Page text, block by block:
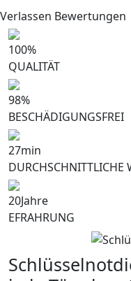
Verlassen Bewertungen
100%
QUALITÄT
98%
BESCHÄDIGUNGSFREI
27min
DURCHSCHNITTLICHE
20Jahre
EFRAHRUNG